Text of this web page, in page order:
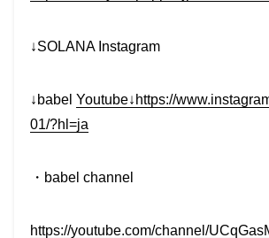
↓SOLANA Instagram
↓babel Youtube↓https://
01/?hl=ja
・babel channel
https://youtube.com/channel/